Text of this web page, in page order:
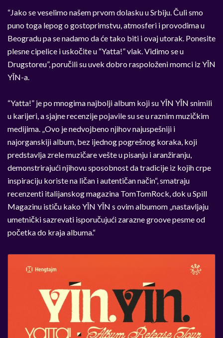
“Jako se veselimo našem prvom dolasku u Srbiju.Čuli smo
puno toga lepog o gostoprimstvu, atmosferi i provodima u
Beogradu pa se nadamo daće tako biti i ovaj utorak. Ponesite
plesne cipelice i uskočite u “Yatta!” vlak. Vidimo se u
Drugstoreu”, poručili su uvek dobro raspoloženi momci iz YĪN
YĪN-a.
“Yatta!” je po mnogima najbolji album koji su YĪN YĪN snimili
u karijeri, a sjajne recenzije pojavile su se u raznim muzičkim
medijima. „Ovo je nedvojbeno njihov najuspešniji i
najorganskiji album, bez ijednog pogrešnog koraka, koji
predstavlja zrele muzičare vešte u pisanju i aranžiranju,
demonstrirajući njihovu sposobnost da tradicije iz kojih crpe
inspiraciju koriste na ličan i autentičan način“, smatraju
recenzenti italijanskog magazina TomTomRock, dok u Spill
Magazinu ističu kako YĪN YĪN s ovim albumom „nastavljaju
umetnički sazrevati isporučujući zarazne groove pesme od
početka do kraja albuma.“